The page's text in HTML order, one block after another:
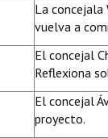
La
vuelva a
El concejal
Reflexiona
El concejal
proyecto.